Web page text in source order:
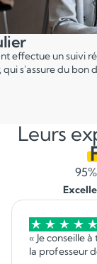
cours
pédagogique vous
adapté en
Leurs
« Je conseille à
la professeur